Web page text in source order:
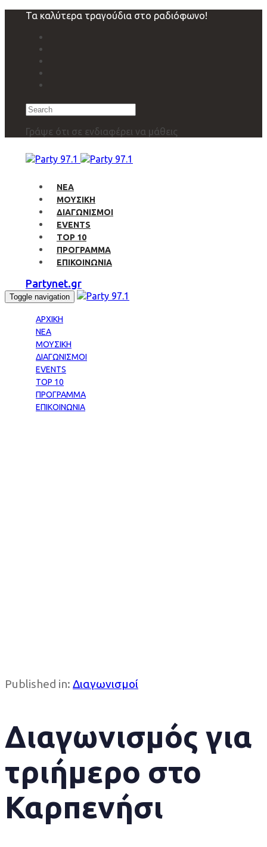
navigation
Τα καλύτερα τραγούδια στο ραδιόφωνο!
Search
Γράψε ότι σε ενδιαφέρει να μάθεις
ΝΕΑ
ΜΟΥΣΙΚΗ
ΔΙΑΓΩΝΙΣΜΟΙ
EVENTS
TOP 10
ΠΡΟΓΡΑΜΜΑ
ΕΠΙΚΟΙΝΩΝΙΑ
Partynet.gr
Toggle navigation
ΑΡΧΙΚΗ
ΝΕΑ
ΜΟΥΣΙΚΗ
ΔΙΑΓΩΝΙΣΜΟΙ
EVENTS
TOP 10
ΠΡΟΓΡΑΜΜΑ
ΕΠΙΚΟΙΝΩΝΙΑ
Published in: Διαγωνισμοί
Διαγωνισμός για
τριήμερο στο
Καρπενήσι